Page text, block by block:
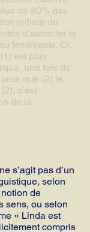
de 80% des
initiale du
d’associer la
féminisme. Or,
est plus
une fois de
que (2) le
c’est
de la
s’agit pas d’un
selon
de
sens, ou selon
« Linda est
compris